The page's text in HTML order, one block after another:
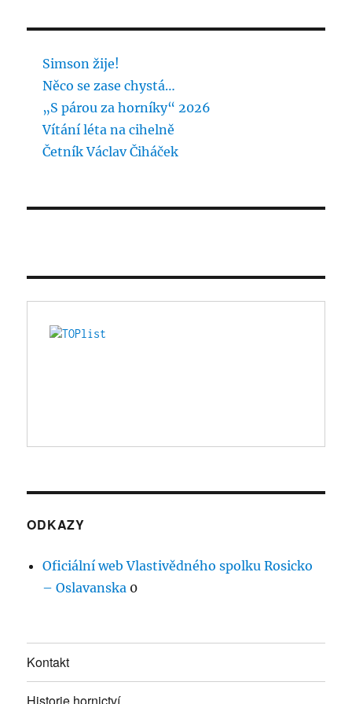
Simson žije!
Něco se zase chystá…
„S párou za horníky“ 2026
Vítání léta na cihelně
Četník Václav Čiháček
ODKAZY
Oficiální web Vlastivědného spolku Rosicko
– Oslavanska 0
Kontakt